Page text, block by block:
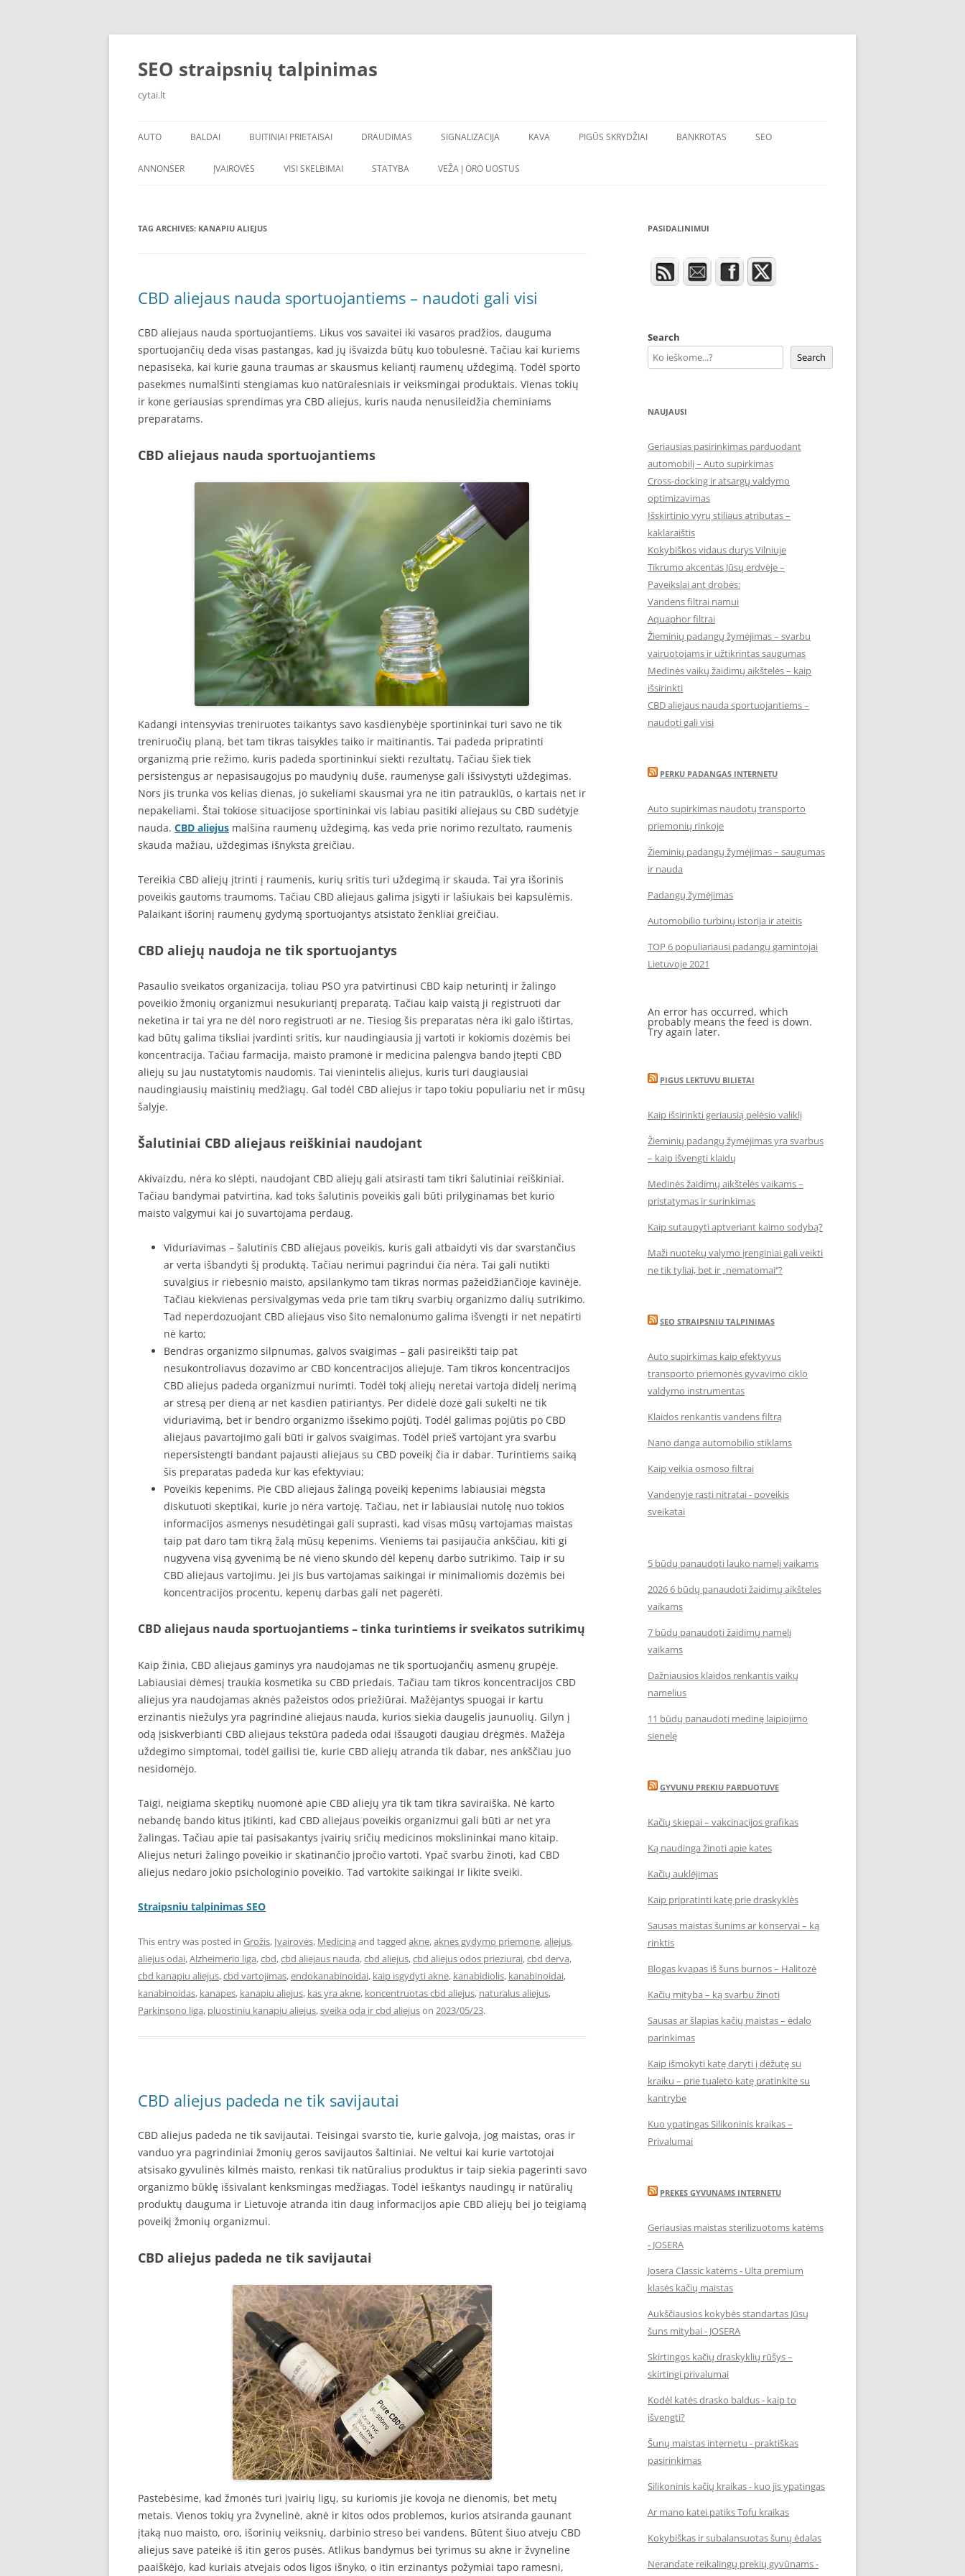
Skip
SEO straipsnių talpinimas
cytai.lt
AUTO
PADANGOS
BALDAI BUITINIAI PRIETAISAI DRAUDIMAS SIGNALIZACIJA KAVA PIGŪS SKRYDŽIAI BANKROTAS SEO
ANNONSER ĮVAIROVĖS VISI SKELBIMAI STATYBA VEŽA Į ORO UOSTUS
TAG ARCHIVES: KANAPIU ALIEJUS
CBD aliejaus nauda sportuojantiems – naudoti gali visi
CBD aliejaus nauda sportuojantiems. Likus vos savaitei iki vasaros pradžios, dauguma
sportuojančių deda visas pastangas, kad jų išvaizda būtų kuo tobulesnė. Tačiau kai kuriems
nepasiseka, kai kurie gauna traumas ar skausmus keliantį raumenų uždegimą. Todėl sporto
pasekmes numalšinti stengiamas kuo natūralesniais ir veiksmingai produktais. Vienas tokių
ir kone geriausias sprendimas yra CBD aliejus, kuris nauda nenusileidžia cheminiams
preparatams.
CBD aliejaus nauda sportuojantiems
Kadangi intensyvias treniruotes taikantys savo kasdienybėje sportininkai turi savo ne tik
treniruočių planą, bet tam tikras taisykles taiko ir maitinantis. Tai padeda pripratinti
organizmą prie režimo, kuris padeda sportininkui siekti rezultatų. Tačiau šiek tiek
persistengus ar nepasisaugojus po maudynių duše, raumenyse gali išsivystyti uždegimas.
Nors jis trunka vos kelias dienas, jo sukeliami skausmai yra ne itin patrauklūs, o kartais net ir
nepakeliami. Štai tokiose situacijose sportininkai vis labiau pasitiki aliejaus su CBD sudėtyje
nauda. CBD aliejus malšina raumenų uždegimą, kas veda prie norimo rezultato, raumenis
skauda mažiau, uždegimas išnyksta greičiau.
Tereikia CBD aliejų įtrinti į raumenis, kurių sritis turi uždegimą ir skauda. Tai yra išorinis
poveikis gautoms traumoms. Tačiau CBD aliejaus galima įsigyti ir lašiukais bei kapsulėmis.
Palaikant išorinį raumenų gydymą sportuojantys atsistato ženkliai greičiau.
CBD aliejų naudoja ne tik sportuojantys
Pasaulio sveikatos organizacija, toliau PSO yra patvirtinusi CBD kaip neturintį ir žalingo
poveikio žmonių organizmui nesukuriantį preparatą. Tačiau kaip vaistą ji registruoti dar
neketina ir tai yra ne dėl noro registruoti ar ne. Tiesiog šis preparatas nėra iki galo ištirtas,
kad būtų galima tiksliai įvardinti sritis, kur naudingiausia jį vartoti ir kokiomis dozėmis bei
koncentracija. Tačiau farmacija, maisto pramonė ir medicina palengva bando įtepti CBD
aliejų su jau nustatytomis naudomis. Tai vienintelis aliejus, kuris turi daugiausiai
naudingiausių maistinių medžiagų. Gal todėl CBD aliejus ir tapo tokiu populiariu net ir mūsų
šalyje.
Šalutiniai CBD aliejaus reiškiniai naudojant
Akivaizdu, nėra ko slėpti, naudojant CBD aliejų gali atsirasti tam tikri šalutiniai reiškiniai.
Tačiau bandymai patvirtina, kad toks šalutinis poveikis gali būti prilyginamas bet kurio
maisto valgymui kai jo suvartojama perdaug.
Viduriavimas – šalutinis CBD aliejaus poveikis, kuris gali atbaidyti vis dar svarstančius
ar verta išbandyti šį produktą. Tačiau nerimui pagrindui čia nėra. Tai gali nutikti
suvalgius ir riebesnio maisto, apsilankymo tam tikras normas pažeidžiančioje kavinėje.
Tačiau kiekvienas persivalgymas veda prie tam tikrų svarbių organizmo dalių sutrikimo.
Tad neperdozuojant CBD aliejaus viso šito nemalonumo galima išvengti ir net nepatirti
nė karto;
Bendras organizmo silpnumas, galvos svaigimas – gali pasireikšti taip pat
nesukontroliavus dozavimo ar CBD koncentracijos aliejuje. Tam tikros koncentracijos
CBD aliejus padeda organizmui nurimti. Todėl tokį aliejų neretai vartoja didelį nerimą
ar stresą per dieną ar net kasdien patiriantys. Per didelė dozė gali sukelti ne tik
viduriavimą, bet ir bendro organizmo išsekimo pojūtį. Todėl galimas pojūtis po CBD
aliejaus pavartojimo gali būti ir galvos svaigimas. Todėl prieš vartojant yra svarbu
nepersistengti bandant pajausti aliejaus su CBD poveikį čia ir dabar. Turintiems saiką
šis preparatas padeda kur kas efektyviau;
Poveikis kepenims. Pie CBD aliejaus žalingą poveikį kepenims labiausiai mėgsta
diskutuoti skeptikai, kurie jo nėra vartoję. Tačiau, net ir labiausiai nutolę nuo tokios
informacijos asmenys nesudėtingai gali suprasti, kad visas mūsų vartojamas maistas
taip pat daro tam tikrą žalą mūsų kepenims. Vieniems tai pasijaučia ankščiau, kiti gi
nugyvena visą gyvenimą be nė vieno skundo dėl kepenų darbo sutrikimo. Taip ir su
CBD aliejaus vartojimu. Jei jis bus vartojamas saikingai ir minimaliomis dozėmis bei
koncentracijos procentu, kepenų darbas gali net pagerėti.
CBD aliejaus nauda sportuojantiems – tinka turintiems ir sveikatos sutrikimų
Kaip žinia, CBD aliejaus gaminys yra naudojamas ne tik sportuojančių asmenų grupėje.
Labiausiai dėmesį traukia kosmetika su CBD priedais. Tačiau tam tikros koncentracijos CBD
aliejus yra naudojamas aknės pažeistos odos priežiūrai. Mažėjantys spuogai ir kartu
erzinantis niežulys yra pagrindinė aliejaus nauda, kurios siekia daugelis jaunuolių. Gilyn į
odą įsiskverbianti CBD aliejaus tekstūra padeda odai išsaugoti daugiau drėgmės. Mažėja
uždegimo simptomai, todėl gailisi tie, kurie CBD aliejų atranda tik dabar, nes ankščiau juo
nesidomėjo.
Taigi, neigiama skeptikų nuomonė apie CBD aliejų yra tik tam tikra saviraiška. Nė karto
nebandę bando kitus įtikinti, kad CBD aliejaus poveikis organizmui gali būti ar net yra
žalingas. Tačiau apie tai pasisakantys įvairių sričių medicinos mokslininkai mano kitaip.
Aliejus neturi žalingo poveikio ir skatinančio įpročio vartoti. Ypač svarbu žinoti, kad CBD
aliejus nedaro jokio psichologinio poveikio. Tad vartokite saikingai ir likite sveiki.
Straipsniu talpinimas SEO
This entry was posted in Grožis, Įvairovės, Medicina and tagged akne,aknes gydymo priemone,aliejus,
aliejus odai,Alzheimerio liga,cbd,cbd aliejaus nauda,cbd aliejus,cbd aliejus odos prieziurai,cbd derva,
cbd kanapiu aliejus,cbd vartojimas,endokanabinoidai, kaip isgydyti akne, kanabidiolis, kanabinoidai,
kanabinoidas, kanapes, kanapiu aliejus, kas yra akne, koncentruotas cbd aliejus, naturalus aliejus,
Parkinsono liga, pluostiniu kanapiu aliejus,sveika oda ir cbd aliejuson 2023/05/23.
CBD aliejus padeda ne tik savijautai
CBD aliejus padeda ne tik savijautai. Teisingai svarsto tie, kurie galvoja, jog maistas, oras ir
vanduo yra pagrindiniai žmonių geros savijautos šaltiniai. Ne veltui kai kurie vartotojai
atsisako gyvulinės kilmės maisto, renkasi tik natūralius produktus ir taip siekia pagerinti savo
organizmo būklę išsivalant kenksmingas medžiagas. Todėl ieškantys naudingų ir natūralių
produktų dauguma ir Lietuvoje atranda itin daug informacijos apie CBD aliejų bei jo teigiamą
poveikį žmonių organizmui.
CBD aliejus padeda ne tik savijautai
Pastebėsime, kad žmonės turi įvairių ligų, su kuriomis jie kovoja ne dienomis, bet metų
metais. Vienos tokių yra žvynelinė, aknė ir kitos odos problemos, kurios atsiranda gaunant
įtaką nuo maisto, oro, išorinių veiksnių, darbinio streso bei vandens. Būtent šiuo atveju CBD
aliejus save pateikė iš itin geros pusės. Atlikus bandymus bei tyrimus su akne ir žvyneline
paaiškėjo, kad kuriais atvejais odos ligos išnyko, o itin erzinantys požymiai tapo ramesni,
PASIDALINIMUI
Search
Search
NAUJAUSI
Geriausias pasirinkimas parduodant
automobilį – Auto supirkimas
Cross-docking ir atsargų valdymo
optimizavimas
Išskirtinio vyrų stiliaus atributas –
kaklaraištis
Kokybiškos vidaus durys Vilniuje
Tikrumo akcentas Jūsų erdvėje –
Paveikslai ant drobės:
Vandens filtrai namui
Aquaphor filtrai
Žieminių padangų žymėjimas – svarbu
vairuotojams ir užtikrintas saugumas
Medinės vaikų žaidimų aikštelės – kaip
išsirinkti
CBD aliejaus nauda sportuojantiems –
naudoti gali visi
PERKU PADANGAS INTERNETU
Auto supirkimas naudotų transporto
priemonių rinkoje
Žieminių padangų žymėjimas – saugumas
ir nauda
Padangų žymėjimas
Automobilio turbinų istorija ir ateitis
TOP 6 populiariausi padangų gamintojai
Lietuvoje 2021
An error has occurred, which
probably means the feed is down.
Try again later.
PIGUS LEKTUVU BILIETAI
Kaip išsirinkti geriausią pelėsio valiklį
Žieminių padangų žymėjimas yra svarbus
– kaip išvengti klaidų
Medinės žaidimų aikštelės vaikams –
pristatymas ir surinkimas
Kaip sutaupyti aptveriant kaimo sodybą?
Maži nuotekų valymo įrenginiai gali veikti
ne tik tyliai, bet ir „nematomai‘‘?
SEO STRAIPSNIU TALPINIMAS
Auto supirkimas kaip efektyvus
transporto priemonės gyvavimo ciklo
valdymo instrumentas
Klaidos renkantis vandens filtrą
Nano danga automobilio stiklams
Kaip veikia osmoso filtrai
Vandenyje rasti nitratai - poveikis
sveikatai
5 būdų panaudoti lauko namelį vaikams
2026 6 būdų panaudoti žaidimų aikšteles
vaikams
7 būdų panaudoti žaidimų namelį
vaikams
Dažniausios klaidos renkantis vaikų
namelius
11 būdų panaudoti medinę laipiojimo
sienelę
GYVUNU PREKIU PARDUOTUVE
Kačių skiepai – vakcinacijos grafikas
Ką naudinga žinoti apie kates
Kačių auklėjimas
Kaip pripratinti katę prie draskyklės
Sausas maistas šunims ar konservai – ką
rinktis
Blogas kvapas iš šuns burnos – Halitozė
Kačių mityba – ką svarbu žinoti
Sausas ar šlapias kačių maistas – ėdalo
parinkimas
Kaip išmokyti katę daryti į dėžutę su
kraiku – prie tualeto katę pratinkite su
kantrybe
Kuo ypatingas Silikoninis kraikas –
Privalumai
PREKES GYVUNAMS INTERNETU
Geriausias maistas sterilizuotoms katėms
- JOSERA
Josera Classic katėms - Ulta premium
klasės kačių maistas
Aukščiausios kokybės standartas Jūsų
šuns mitybai - JOSERA
Skirtingos kačių draskyklių rūšys –
skirtingi privalumai
Kodėl katės drasko baldus - kaip to
išvengti?
Šunų maistas internetu - praktiškas
pasirinkimas
Silikoninis kačių kraikas - kuo jis ypatingas
Ar mano katei patiks Tofu kraikas
Kokybiškas ir subalansuotas šunų ėdalas
Nerandate reikalingų prekių gyvūnams -